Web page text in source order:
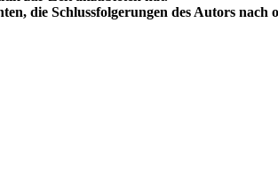
die Schlussfolgerungen des Autors nach